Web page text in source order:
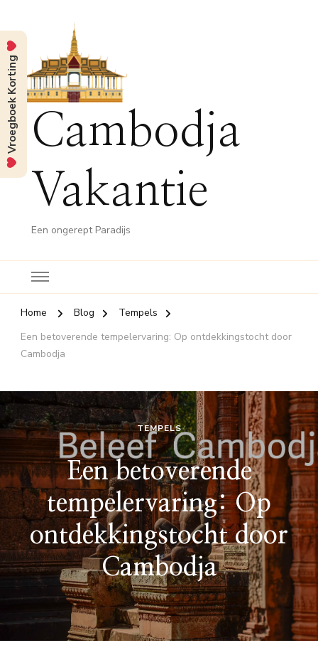
Cambodja
Vakantie
Een ongerept Paradijs
Home Blog
Tempels
Een betoverende tempelervaring: Op ontdekkingstocht door
Cambodja
TEMPELS
Een betoverende
tempelervaring: Op
ontdekkingstocht door
Cambodja
Vroegboek Korting